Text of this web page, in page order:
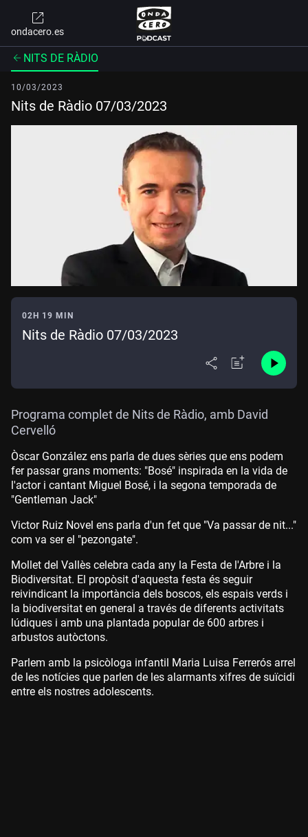
ondacero.es
NITS DE RÀDIO
10/03/2023
Nits de Ràdio 07/03/2023
02H 19 MIN
Nits de Ràdio 07/03/2023
Programa complet de Nits de Ràdio, amb David
Cervelló
Òscar González ens parla de dues sèries que ens podem
fer passar grans moments: "Bosé" inspirada en la vida de
l'actor i cantant Miguel Bosé, i la segona temporada de
"Gentleman Jack"
Victor Ruiz Novel ens parla d'un fet que "Va passar de nit..."
com va ser el "pezongate".
Mollet del Vallès celebra cada any la Festa de l'Arbre i la
Biodiversitat. El propòsit d'aquesta festa és seguir
reivindicant la importància dels boscos, els espais verds i
la biodiversitat en general a través de diferents activitats
lúdiques i amb una plantada popular de 600 arbres i
arbustos autòctons.
Parlem amb la psicòloga infantil Maria Luisa Ferrerós arrel
de les notícies que parlen de les alarmants xifres de suïcidi
entre els nostres adolescents.